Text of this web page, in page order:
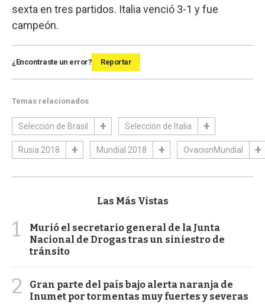
sexta en tres partidos. Italia venció 3-1 y fue
campeón.
¿Encontraste un error? Reportar
Temas relacionados
Selección de Brasil Selección de Italia
Rusia 2018 Mundial 2018 OvacionMundial
Las Más Vistas
1
Murió el secretario general de la Junta
Nacional de Drogas tras un siniestro de
tránsito
2
Gran parte del país bajo alerta naranja de
Inumet por tormentas muy fuertes y severas